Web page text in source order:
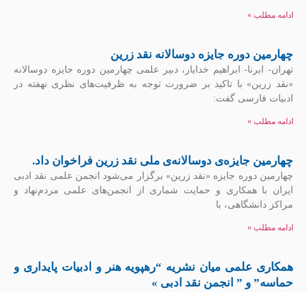
ادامه مطلب »
چهارمین دوره جایزه دوسالانه نقد زرین
تهران- ایرنا- ابراهیم خدایار، دبیر علمی چهارمین دوره جایزه دوسالانه
«نقد زرین» با تاکید بر ضرورت توجه به ظرفیت‌های نظری نهفته در
ادبیات فارسی گفت:
ادامه مطلب »
چهارمین جایزه‌ی دوسالانه‌ی ملی نقد زرین فراخوان داد.
چهارمین دوره جایزه «نقد زرین» برگزار می‌شود انجمن علمی نقد ادبی
ایران با همکاری و حمایت شماری از انجمن‏‌های علمی مردم‌‏نهاد و
مراکز دانشگاهی، با
ادامه مطلب »
همکاری علمی میان نشریه “رهپویه هنر و ادبیات پایداری و
حماسه” و ” انجمن نقد ادبی »